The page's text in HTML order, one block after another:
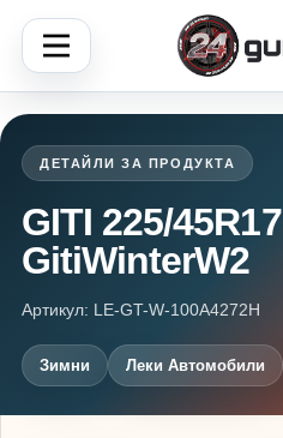
ДЕТАЙЛИ ЗА ПРОДУКТА
GITI 225/45R17
GitiWinterW2
Артикул: LE-GT-W-100A4272H
Зимни Леки Автомобили